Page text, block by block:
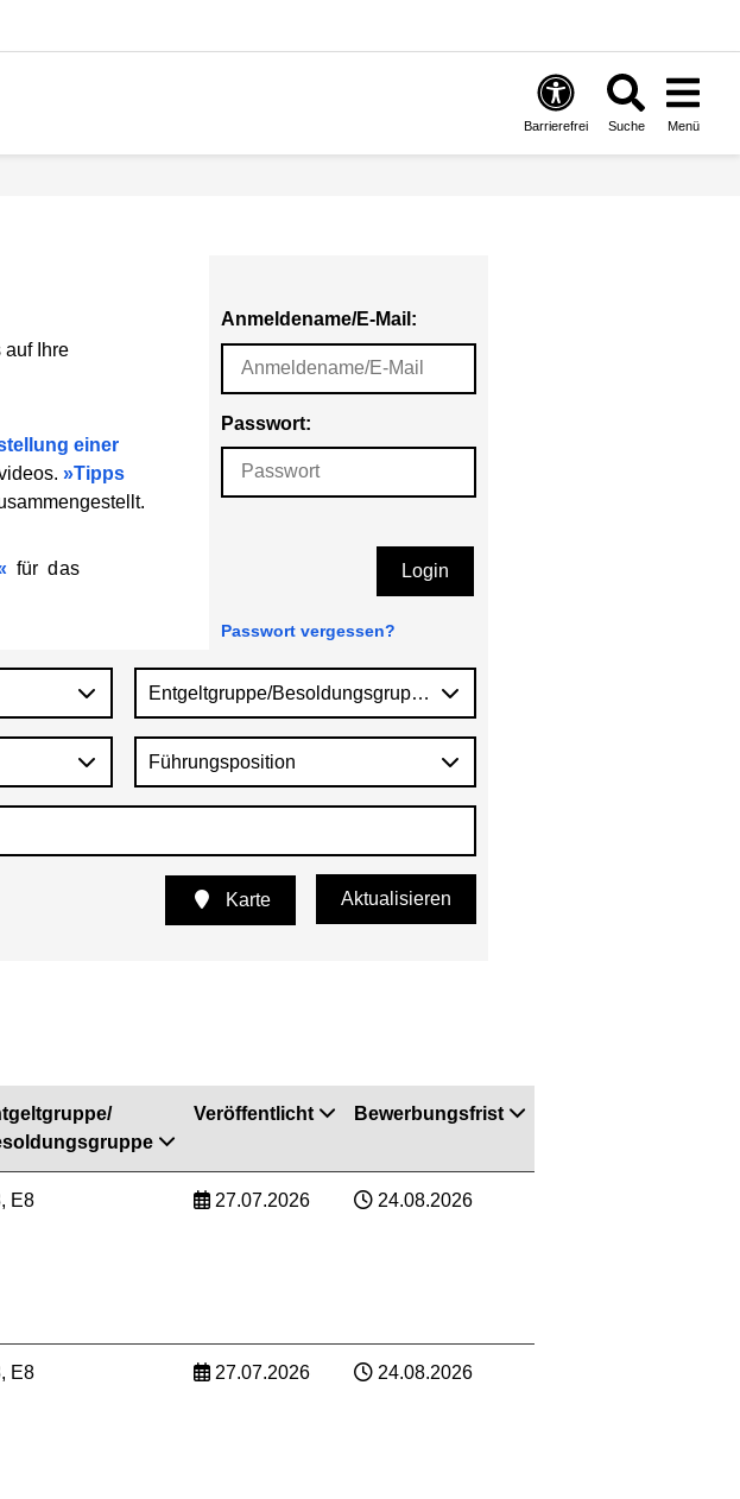
Barrierefrei Suche Menü
Anmeldename/E-Mail:
Passwort:
Login
Passwort vergessen?
auf Ihre
einer
Tipps
für das
Entgeltgruppe/Besoldungsgruppe
Führungsposition
Aktualisieren
Karte
Veröffentlicht Bewerbungsfrist
E8 27.07.2026 24.08.2026
E8 27.07.2026 24.08.2026